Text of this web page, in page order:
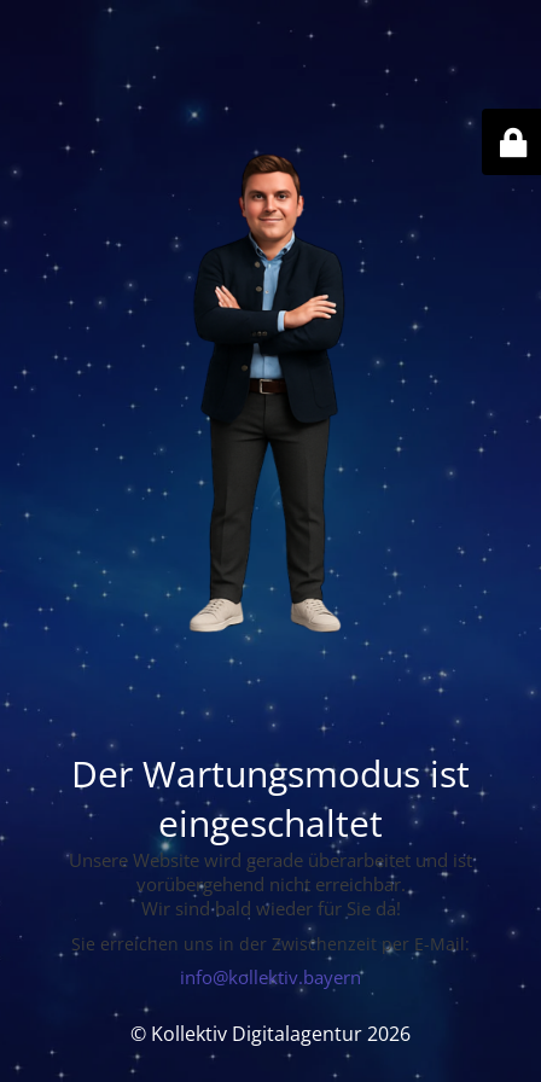
Der Wartungsmodus ist
eingeschaltet
Unsere Website wird gerade überarbeitet und ist
vorübergehend nicht erreichbar.
Wir sind bald wieder für Sie da!
Sie erreichen uns in der Zwischenzeit per E-Mail:
info@kollektiv.bayern
© Kollektiv Digitalagentur 2026